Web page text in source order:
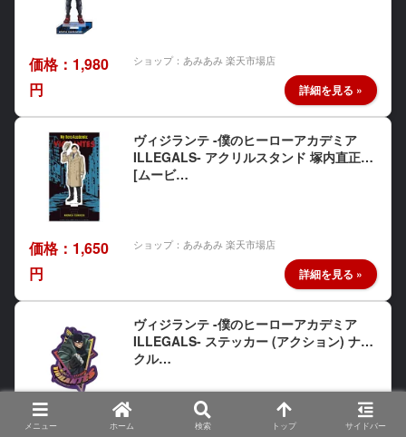
価格：1,980
円
ショップ：あみあみ 楽天市場店
ヴィジランテ -僕のヒーローアカデミア
ILLEGALS- アクリルスタンド 塚内直正
[ムービ…
価格：1,650
円
ショップ：あみあみ 楽天市場店
ヴィジランテ -僕のヒーローアカデミア
ILLEGALS- ステッカー (アクション) ナッ
クル…
価格：440円 ショップ：あみあみ 楽天市場店
メニュー ホーム 検索 トップ サイドバー